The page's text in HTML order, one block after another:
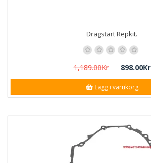
Dragstart Repkit.
1,189.00Kr 898.00Kr
Lägg i varukorg